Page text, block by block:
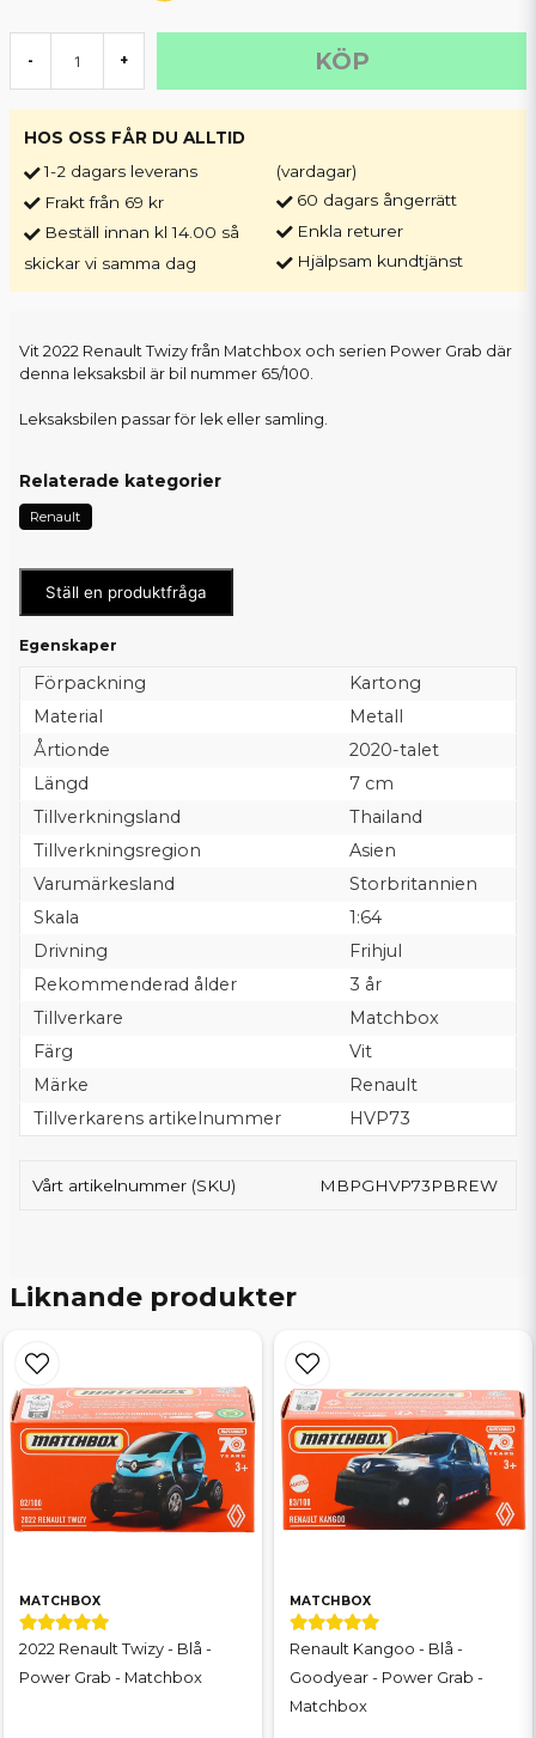
- + KÖP
HOS OSS FÅR DU ALLTID
1-2 dagars leverans
Frakt från 69 kr
Beställ innan kl 14.00 så
skickar vi samma dag
(vardagar)
60 dagars ångerrätt
Enkla returer
Hjälpsam kundtjänst
Vit 2022 Renault Twizy från Matchbox och serien Power Grab där
denna leksaksbil är bil nummer 65/100.
Leksaksbilen passar för lek eller samling.
Relaterade kategorier
Renault
Ställ en produktfråga
Egenskaper
Förpackning
Kartong
Material
Metall
Årtionde
2020-talet
Längd
7 cm
Tillverkningsland
Thailand
Tillverkningsregion
Asien
Varumärkesland
Storbritannien
Skala
1:64
Drivning
Frihjul
Rekommenderad ålder
3 år
Tillverkare
Matchbox
Färg
Vit
Märke
Renault
Tillverkarens artikelnummer
HVP73
Vårt artikelnummer (SKU) MBPGHVP73PBREW
Liknande produkter
MATCHBOX
2022 Renault Twizy - Blå -
Power Grab - Matchbox
MATCHBOX
Renault Kangoo - Blå -
Goodyear - Power Grab -
Matchbox